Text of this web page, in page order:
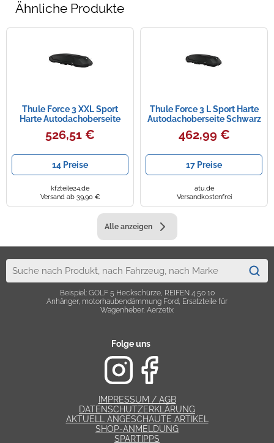
Ähnliche Produkte
Thule Force 3 XXL Sport
Harte Autodachoberseite
Schwarz
526,51 €
14 Preise
kfzteile24.de
Versand ab 39,90 €
Thule Force 3 L Sport Harte
Autodachoberseite Schwarz
462,99 €
17 Preise
atu.de
Versandkostenfrei
Alle anzeigen
Beispiel: GOLF 5 Heckschürze, REIFEN 4 50 10
Anhänger, motorhaubendämmung Ford, Ersatzteile für
Wagenheber, Aerzetix
Folge uns
IMPRESSUM / AGB
DATENSCHUTZERKLÄRUNG
AKTUELL ANGESCHAUTE ARTIKEL
SHOP-ANMELDUNG
SPARTIPPS